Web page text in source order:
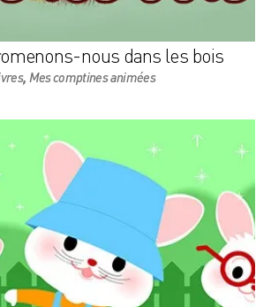
nous dans les bois
, Mes comptines animées